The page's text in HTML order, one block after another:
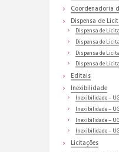
Coordenadoria
Dispensa de
Dispensa de
Dispensa de
Dispensa de
Dispensa de
Editais
Inexibilidade
Inexibilidade –
Inexibilidade –
Inexibilidade –
Inexibilidade –
Licitações